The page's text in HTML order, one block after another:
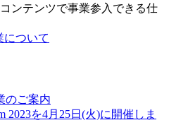
ンテンツで事業参入できる仕
について
のご案内
2023を4月25日(火)に開催しま